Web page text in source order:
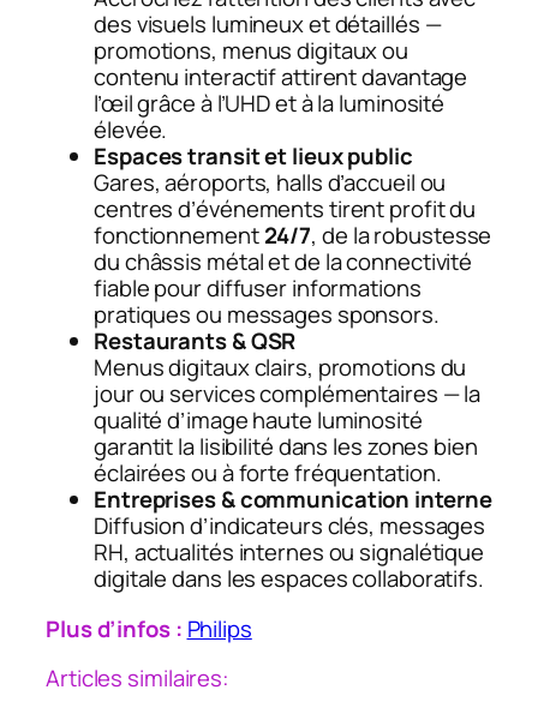
des visuels lumineux et détaillés —
promotions, menus digitaux ou
contenu interactif attirent davantage
l’œil grâce à l’UHD et à la luminosité
élevée.
Espaces transit et lieux public
Gares, aéroports, halls d’accueil ou
centres d’événements tirent profit du
fonctionnement24/7, de la robustesse
du châssis métal et de la connectivité
fiable pour diffuser informations
pratiques ou messages sponsors.
Restaurants & QSR
Menus digitaux clairs, promotions du
jour ou services complémentaires — la
qualité d’image haute luminosité
garantit la lisibilité dans les zones bien
éclairées ou à forte fréquentation.
Entreprises & communication interne
Diffusion d’indicateurs clés, messages
RH, actualités internes ou signalétique
digitale dans les espaces collaboratifs.
Plus d’infos : Philips
Articles similaires: